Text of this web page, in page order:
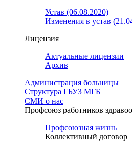
Устав (06.08.2020)
Изменения в устав
Лицензия
Актуальные лицензии
Архив
Администрация больницы
Структура ГБУЗ МГБ
СМИ о нас
Профсоюз работников
Профсоюзная жизнь
Коллективный договор